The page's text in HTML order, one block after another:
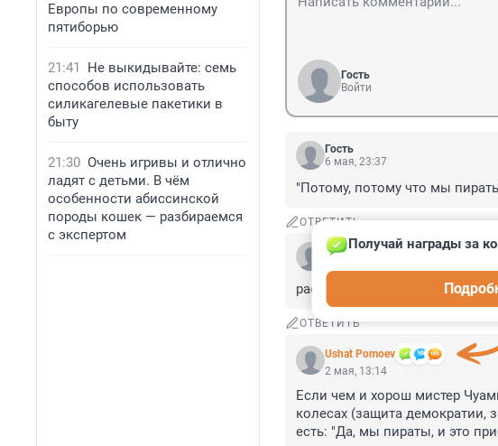
Европы по современному
пятиборью
21:41
Не выкидывайте: семь
способов использовать
силикагелевые пакетики в
быту
21:30 Очень игривы и отлично
ладят с детьми. В чём
особенности абиссинской
породы кошек — разбираемся
с экспертом
Гость
Войти
Гость
6 мая, 23:37
"Потому, потому что мы
ОТВЕТИТЬ
Гость
расскажите ему кто-нибудь,
ОТВЕТИТЬ
Ushat Pomoev
Получай награды за
2 мая, 13:14
Если чем и хорош мистер
колесах (защита демократии,
есть: "Да, мы пираты, и это